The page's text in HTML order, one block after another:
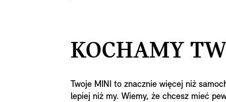
KOCHAMY
Twoje MINI to znacznie więcej niż
lepiej niż my. Wiemy, że chcesz mieć